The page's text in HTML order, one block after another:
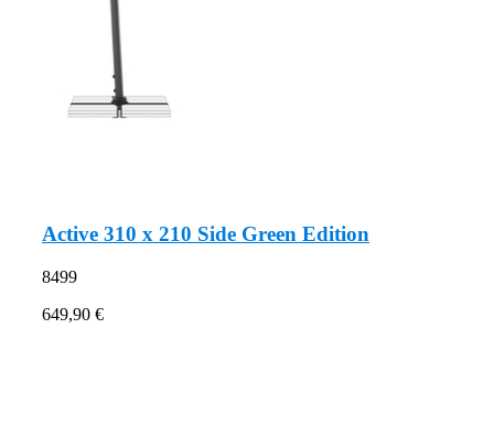
Active 310 x 210 Side Green Edition
8499
649,90 €